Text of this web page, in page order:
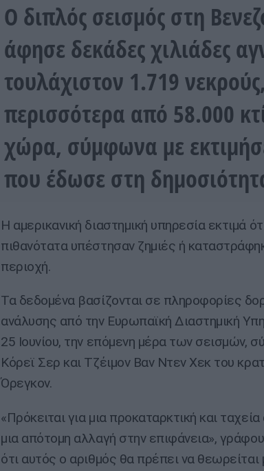
Ο διπλός σεισμός στη
άφησε δεκάδες χιλιάδες
τουλάχιστον 1.719
περισσότερα από 58.000
χώρα, σύμφωνα με
που έδωσε στη
Η αμερικανική διαστημική υπηρεσία εκτιμά
πιθανότατα υπέστησαν ζημιές ή
περιοχή.
Τα δεδομένα βασίζονται σε πληροφορίες
ανάλυσης από την Ευρωπαϊκή Διαστημική
25 Ιουνίου, την επόμενη μέρα των σεισμών,
Κόρεϊ Σερ και Τζέιμον Βαν Ντεν Χεκ του
Όρεγκον.
«Πρόκειται για μια προκαταρκτική και
μια απότομη αλλαγή στην επιφάνεια»,
ότι αυτός ο αριθμός θα πρέπει να